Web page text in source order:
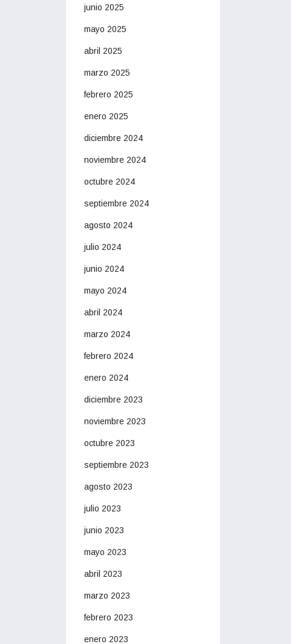
junio 2025
mayo 2025
abril 2025
marzo 2025
febrero 2025
enero 2025
diciembre 2024
noviembre 2024
octubre 2024
septiembre 2024
agosto 2024
julio 2024
junio 2024
mayo 2024
abril 2024
marzo 2024
febrero 2024
enero 2024
diciembre 2023
noviembre 2023
octubre 2023
septiembre 2023
agosto 2023
julio 2023
junio 2023
mayo 2023
abril 2023
marzo 2023
febrero 2023
enero 2023